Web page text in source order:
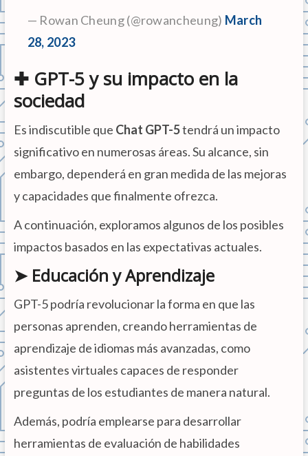
— Rowan Cheung (@rowancheung) March
28, 2023
✚ GPT-5 y su impacto en la
sociedad
Es indiscutible que Chat GPT-5tendrá un impacto
significativo en numerosas áreas. Su alcance, sin
embargo, dependerá en gran medida de las mejoras
y capacidades que finalmente ofrezca.
A continuación, exploramos algunos de los posibles
impactos basados en las expectativas actuales.
➤ Educación y Aprendizaje
GPT-5 podría revolucionar la forma en que las
personas aprenden, creando herramientas de
aprendizaje de idiomas más avanzadas, como
asistentes virtuales capaces de responder
preguntas de los estudiantes de manera natural.
Además, podría emplearse para desarrollar
herramientas de evaluación de habilidades